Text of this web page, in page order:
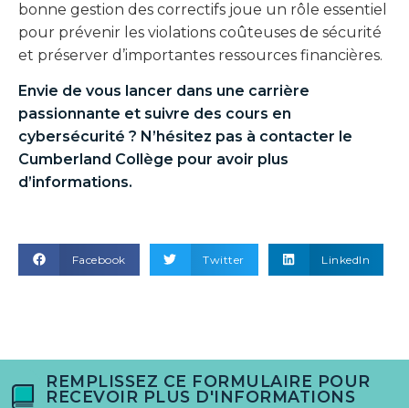
bonne gestion des correctifs joue un rôle essentiel
pour prévenir les violations coûteuses de sécurité
et préserver d’importantes ressources financières.
Envie de vous lancer dans une carrière
passionnante et suivre des cours en
cybersécurité ? N’hésitez pas à contacter le
Cumberland Collège pour avoir plus
d’informations.
Facebook Twitter LinkedIn
REMPLISSEZ CE FORMULAIRE POUR
RECEVOIR PLUS D'INFORMATIONS